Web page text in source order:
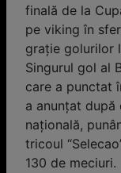
finală de la
pe viking în
graţie golurilor
Singurul gol al
care a punctat
a anunţat după
naţională,
tricoul
130 de meciuri.